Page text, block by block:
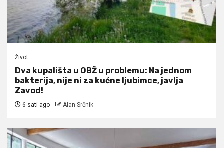
Život
Dva kupališta u OBŽ u problemu: Na jednom
bakterija, nije ni za kućne ljubimce, javlja
Zavod!
6 sati ago Alan Srčnik